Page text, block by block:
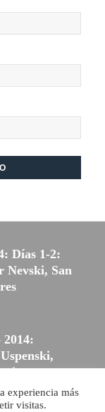
Días 1-2:
Nevski, San
experiencia más
visitas.